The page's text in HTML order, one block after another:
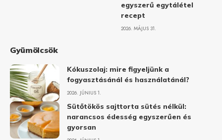
egyszerű egytálétel
recept
2026. MÁJUS 31.
Gyümölcsök
Kókuszolaj: mire figyeljünk a
fogyasztásánál és használatánál?
2026. JÚNIUS 1.
Sütőtökös sajttorta sütés nélkül:
narancsos édesség egyszerűen és
gyorsan